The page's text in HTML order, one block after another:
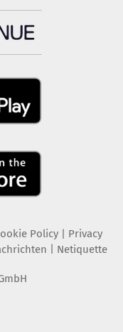
Policy| Privacy
Netiquette